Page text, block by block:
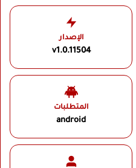
الإصدار
v1.0.11504
المتطلبات
android